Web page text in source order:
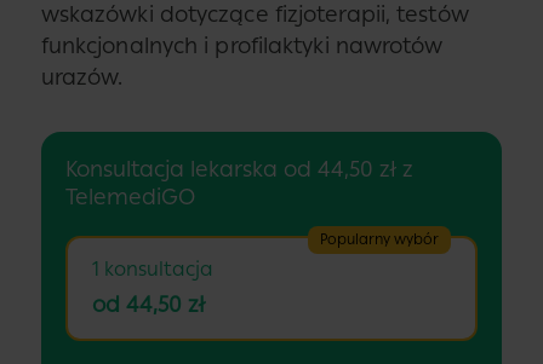
wskazówki dotyczące fizjoterapii, testów
funkcjonalnych i profilaktyki nawrotów
urazów.
Konsultacja lekarska od 44,50 zł z
TelemediGO
Popularny wybór
1 konsultacja
od 44,50 zł